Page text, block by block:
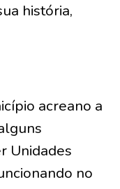
história,
acreano a
Unidades
no